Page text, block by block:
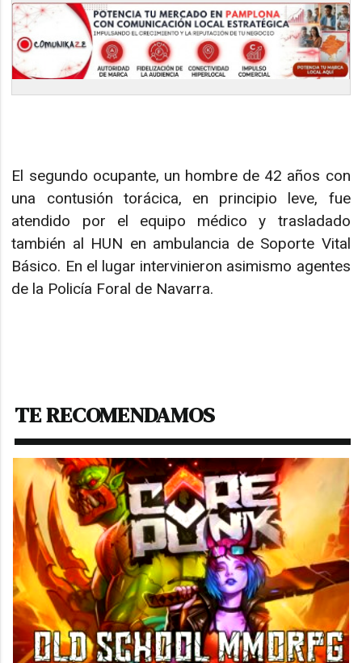
El segundo ocupante, un hombre de 42 años con
una contusión torácica, en principio leve, fue
atendido por el equipo médico y trasladado
también al HUN en ambulancia de Soporte Vital
Básico. En el lugar intervinieron asimismo agentes
de la Policía Foral de Navarra.
TE RECOMENDAMOS